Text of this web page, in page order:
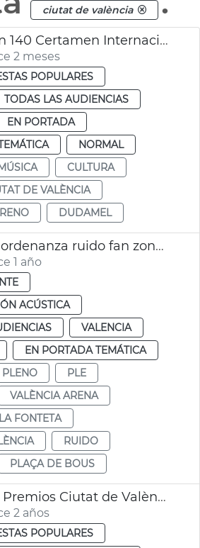
ciutat de valència
Programación 140 Certamen Internacional Bandas Música Ciudad València
2 meses
POPULARES
TODAS LAS AUDIENCIAS
EN PORTADA
NORMAL
CULTURA
DE VALÈNCIA
DUDAMEL
Modificación ordenanza ruido fan zone València
1 año
ACÚSTICA
VALENCIA
EN PORTADA TEMÁTICA
PLENO
PLE
VALÈNCIA ARENA
LA FONTETA
RUIDO
PLAÇA DE BOUS
Convocatoria Premios Ciutat de València
2 años
POPULARES